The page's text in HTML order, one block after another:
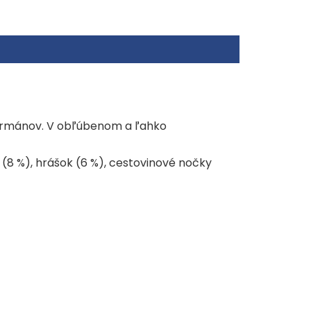
množstvo uchovávajte v uzavretej nádobe v
(g) 0,5
V obľúbenom a ľahko
%), hrášok (6 %), cestovinové nočky